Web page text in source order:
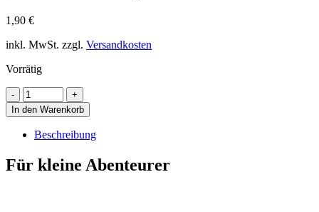
1,90 €
inkl. MwSt. zzgl. Versandkosten
Vorrätig
In den Warenkorb
Beschreibung
Für kleine Abenteurer